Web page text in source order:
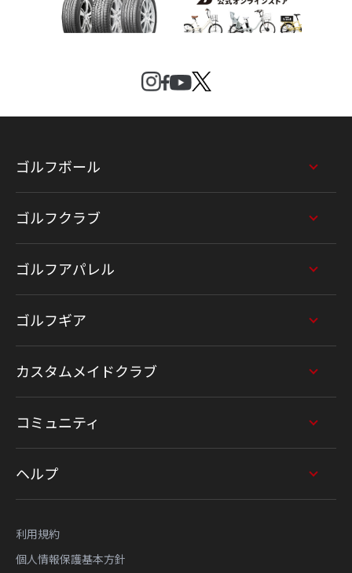
ゴルフボール
ゴルフクラブ
ゴルフアパレル
ゴルフギア
カスタムメイドクラブ
コミュニティ
ヘルプ
利用規約
個人情報保護基本方針